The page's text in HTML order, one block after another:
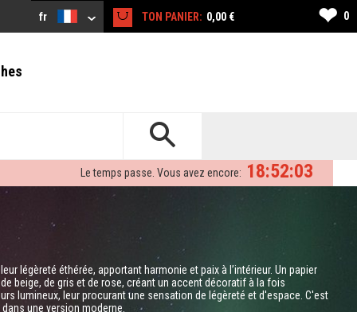
fr TON PANIER: 0,00 € ❤ 0
18:52:02
Le temps passe. Vous avez encore:
légèreté éthérée, apportant harmonie et paix à l’intérieur. Un papier
beige, de gris et de rose, créant un accent décoratif à la fois
lumineux, leur procurant une sensation de légèreté et d'espace. C'est
une version moderne.